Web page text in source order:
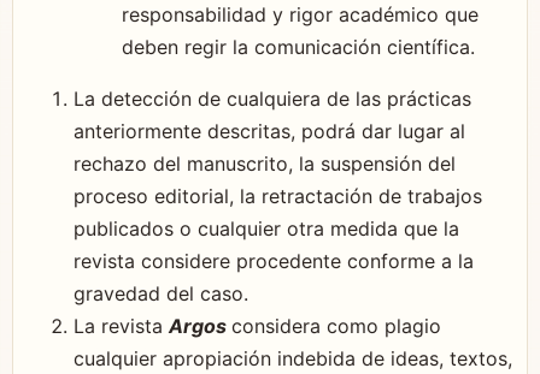
responsabilidad y rigor académico que
deben regir la comunicación científica.
La detección de cualquiera de las prácticas
anteriormente descritas, podrá dar lugar al
rechazo del manuscrito, la suspensión del
proceso editorial, la retractación de trabajos
publicados o cualquier otra medida que la
revista considere procedente conforme a la
gravedad del caso.
La revista Argos considera como plagio
cualquier apropiación indebida de ideas, textos,